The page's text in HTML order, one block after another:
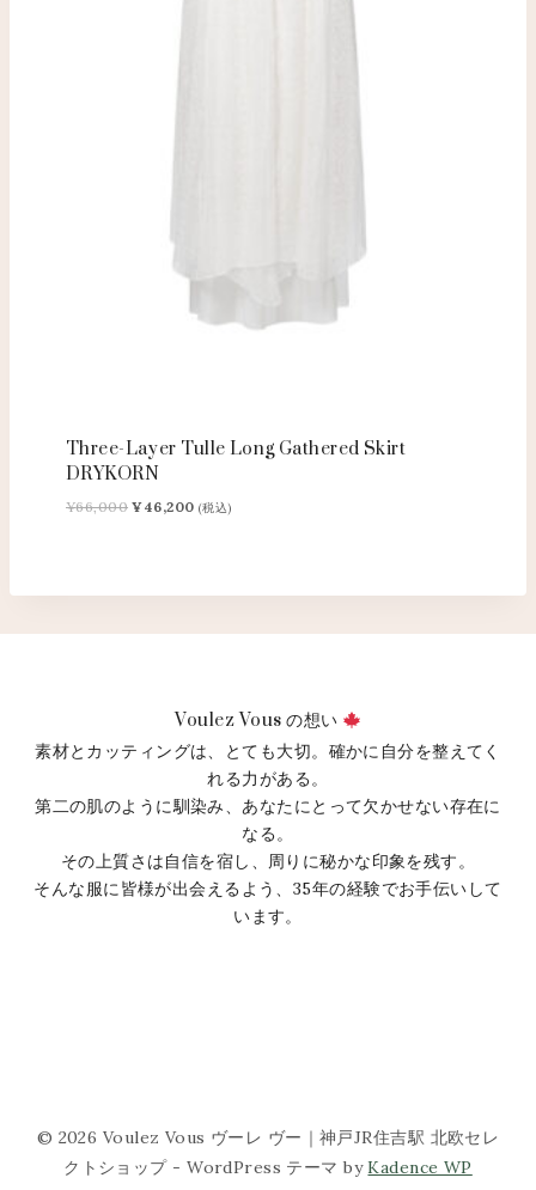
Three-Layer Tulle Long Gathered Skirt
DRYKORN
¥66,000 元
で
¥46,200現
¥46,200
(税込)
Voulez Vous の想い
素材とカッティングは、とても大切。確かに自分を整えてく
れる力がある。
第二の肌のように馴染み、あなたにとって欠かせない存在に
なる。
その上質さは自信を宿し、周りに秘かな印象を残す。
そんな服に皆様が出会えるよう、35年の経験でお手伝いして
います。
© 2026 Voulez Vous ヴーレ ヴー｜神戸JR住吉駅 北欧セレ
クトショップ - WordPress テーマ byKadence WP